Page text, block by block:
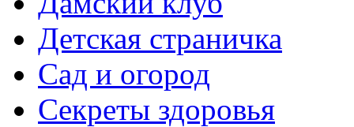
Детская страничка
Сад и огород
Секреты здоровья